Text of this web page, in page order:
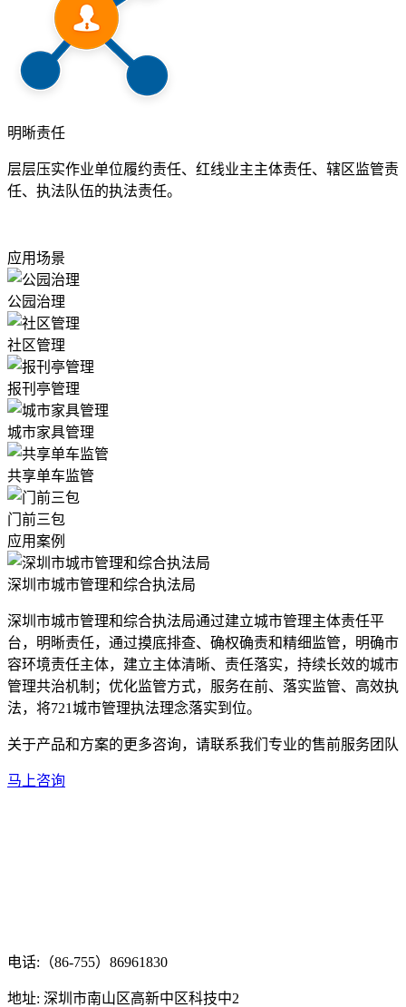
明晰责任
层层压实作业单位履约责任、红线业主主体责任、辖区监管责
任、执法队伍的执法责任。
应用场景
公园治理
社区管理
报刊亭管理
城市家具管理
共享单车监管
门前三包
应用案例
深圳市城市管理和综合执法局
深圳市城市管理和综合执法局通过建立城市管理主体责任平
台，明晰责任，通过摸底排查、确权确责和精细监管，明确市
容环境责任主体，建立主体清晰、责任落实，持续长效的城市
管理共治机制；优化监管方式，服务在前、落实监管、高效执
法，将721城市管理执法理念落实到位。
关于产品和方案的更多咨询，请联系我们专业的售前服务团队
马上咨询
电话:（86-755）86961830
地址: 深圳市南山区高新中区科技中2